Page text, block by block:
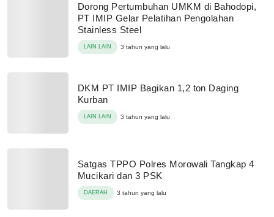
Dorong Pertumbuhan UMKM di Bahodopi,
PT IMIP Gelar Pelatihan Pengolahan
Stainless Steel
LAIN LAIN 3 tahun yang lalu
DKM PT IMIP Bagikan 1,2 ton Daging
Kurban
LAIN LAIN 3 tahun yang lalu
Satgas TPPO Polres Morowali Tangkap 4
Mucikari dan 3 PSK
DAERAH 3 tahun yang lalu